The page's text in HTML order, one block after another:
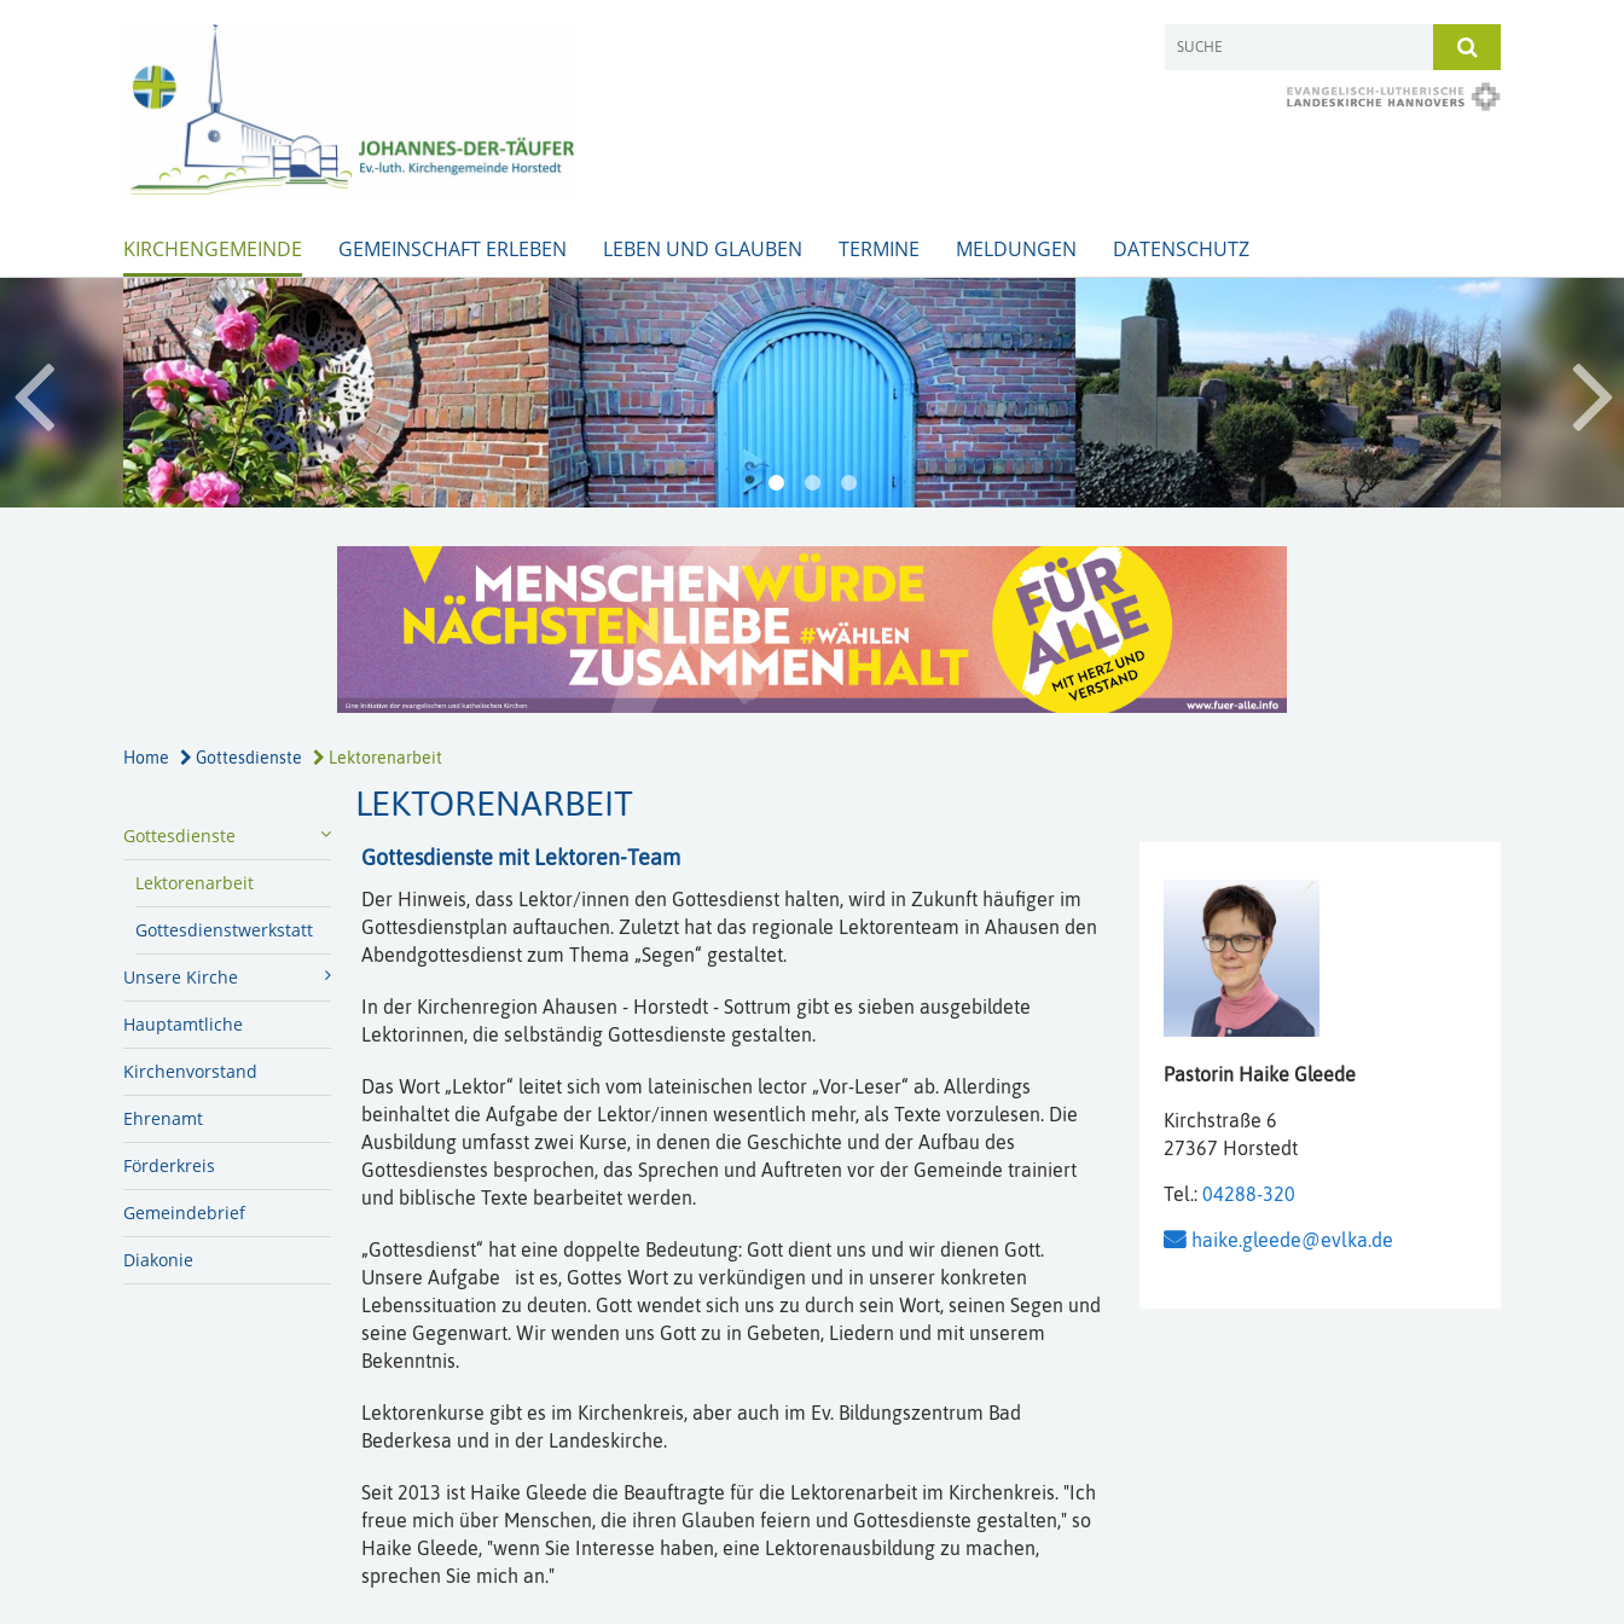
KIRCHENGEMEINDE GEMEINSCHAFT ERLEBEN LEBEN UND GLAUBEN TERMINE MELDUNGEN DATENSCHUTZ
Home Gottesdienste Lektorenarbeit
Gottesdienste
Lektorenarbeit
Gottesdienstwerkstatt
Unsere Kirche
Hauptamtliche
Kirchenvorstand
Ehrenamt
Förderkreis
Gemeindebrief
Diakonie
LEKTORENARBEIT
Gottesdienste mit Lektoren-Team
Der Hinweis, dass Lektor/innen den Gottesdienst halten, wird in Zukunft häufiger im
Gottesdienstplan auftauchen. Zuletzt hat das regionale Lektorenteam in Ahausen den
Abendgottesdienst zum Thema „Segen“ gestaltet.
In der Kirchenregion Ahausen - Horstedt - Sottrum gibt es sieben ausgebildete
Lektorinnen, die selbständig Gottesdienste gestalten.
Das Wort „Lektor“ leitet sich vom lateinischen lector „Vor-Leser“ ab. Allerdings
beinhaltet die Aufgabe der Lektor/innen wesentlich mehr, als Texte vorzulesen. Die
Ausbildung umfasst zwei Kurse, in denen die Geschichte und der Aufbau des
Gottesdienstes besprochen, das Sprechen und Auftreten vor der Gemeinde trainiert
und biblische Texte bearbeitet werden.
„Gottesdienst“ hat eine doppelte Bedeutung: Gott dient uns und wir dienen Gott.
Unsere Aufgabe ist es, Gottes Wort zu verkündigen und in unserer konkreten
Lebenssituation zu deuten. Gott wendet sich uns zu durch sein Wort, seinen Segen und
seine Gegenwart. Wir wenden uns Gott zu in Gebeten, Liedern und mit unserem
Bekenntnis.
Lektorenkurse gibt es im Kirchenkreis, aber auch im Ev. Bildungszentrum Bad
Bederkesa und in der Landeskirche.
Seit 2013 ist Haike Gleede die Beauftragte für die Lektorenarbeit im Kirchenkreis. "Ich
freue mich über Menschen, die ihren Glauben feiern und Gottesdienste gestalten," so
Haike Gleede, "wenn Sie Interesse haben, eine Lektorenausbildung zu machen,
sprechen Sie mich an."
Pastorin Haike Gleede
Kirchstraße 6
27367 Horstedt
Tel.: 04288-320
haike.gleede@evlka.de